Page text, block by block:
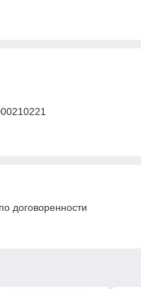
договоренности